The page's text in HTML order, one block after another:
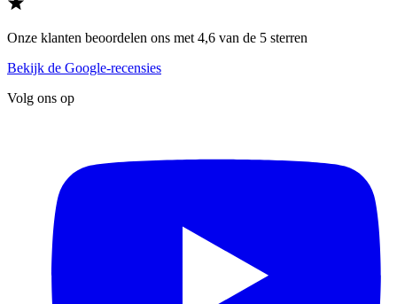
Onze klanten beoordelen ons met 4,6 van de 5 sterren
Bekijk de Google-recensies
Volg ons op